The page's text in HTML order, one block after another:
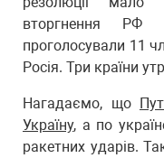
вторгнення РФ
проголосували 11
Росія. Три країни
Нагадаємо, що
Україну, а по
ракетних ударів.